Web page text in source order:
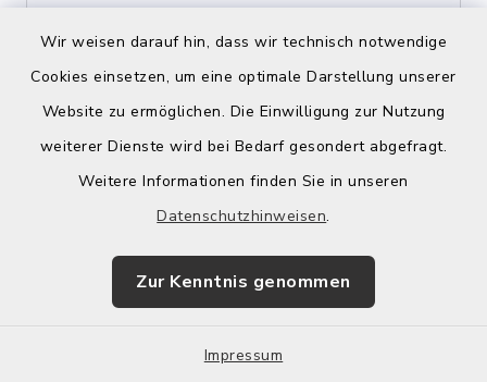
Wir weisen darauf hin, dass wir technisch notwendige
Cookies einsetzen, um eine optimale Darstellung unserer
Website zu ermöglichen. Die Einwilligung zur Nutzung
weiterer Dienste wird bei Bedarf gesondert abgefragt.
Weitere Informationen finden Sie in unseren
Datenschutzhinweisen.
Zur Kenntnis genommen
Impressum
Fetzenkapelle
Kunissastraße 25, 86911
Dießen am Ammersee